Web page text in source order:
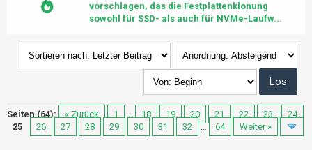
vorschlagen, das die Festplattenklonung
sowohl für SSD- als auch für NVMe-Laufw...
Seiten (64): « Zurück 1 … 18 19 20 21 22 23
24
25
26 27 28 29 30 31 32 … 64 Weiter »